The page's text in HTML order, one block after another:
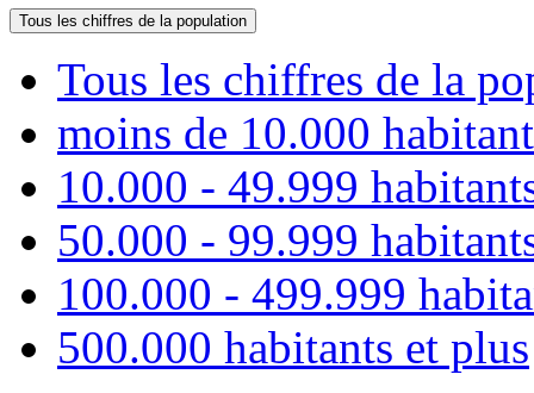
Tous les chiffres de la population
Tous les chiffres de la
moins de 10.000
10.000 - 49.999
50.000 - 99.999
100.000 - 499.999
500.000 habitants et plus